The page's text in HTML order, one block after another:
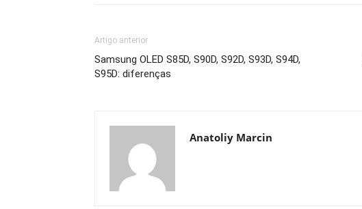
Artigo anterior
Samsung OLED S85D, S90D, S92D, S93D, S94D,
S95D: diferenças
Anatoliy Marcin